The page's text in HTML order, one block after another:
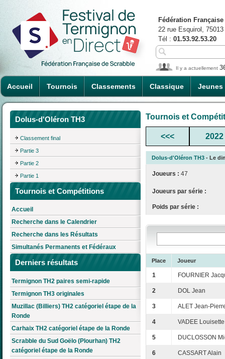
Accueil Tournois Classements Classique Jeunes
Fédération
22 rue Esquirol,
Tél : 01.53.92.53.20
Il y a actuellement
Dolus-d'Oléron TH3
Classement final
Partie 3
Partie 2
Partie 1
Tournois et Compétitions
Accueil
Recherche dans le Calendrier
Recherche dans les Résultats
Simultanés Permanents et Fédéraux
Derniers résultats
Termignon TH2 paires semi-rapide
Termignon TH3 originales
Muzillac (Billiers) TH2 catégoriel étape de la
Ronde
Carhaix TH2 catégoriel étape de la Ronde
Scrabble du Sud Goëlo (Plourhan) TH2
catégoriel étape de la Ronde
Tournois et
<<< 2022
Dolus-d'Oléron TH3 - Le
Joueurs : 47
Joueurs par série :
Poids par série :
Place Joueur
1 FOURNIER
2 DOL Jean
3 ALET Jean-
4 VADEE Louisette
5 DUCLOSSON
6 CASSART Alain